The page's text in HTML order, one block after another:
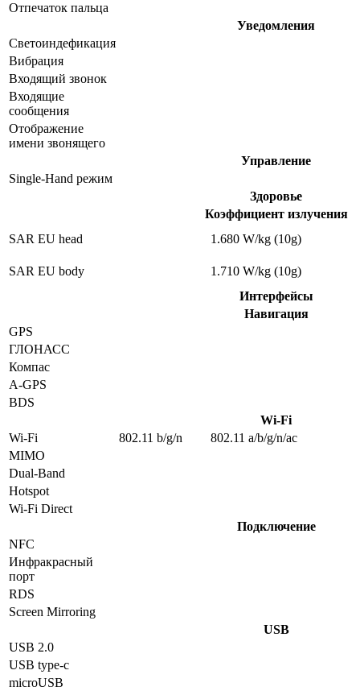
Отпечаток пальца
Уведомления
Светоиндефикация
Вибрация
Входящий звонок
Входящие
сообщения
Отображение
имени звонящего
Управление
Single-Hand режим
Здоровье
Коэффициент излучения
SAR EU head
1.680 W/kg (10g)
SAR EU body
1.710 W/kg (10g)
Интерфейсы
Навигация
GPS
ГЛОНАСС
Компас
A-GPS
BDS
Wi-Fi
Wi-Fi
802.11 b/g/n
802.11 a/b/g/n/ac
MIMO
Dual-Band
Hotspot
Wi-Fi Direct
Подключение
NFC
Инфракрасный
порт
RDS
Screen Mirroring
USB
USB 2.0
USB type-c
microUSB